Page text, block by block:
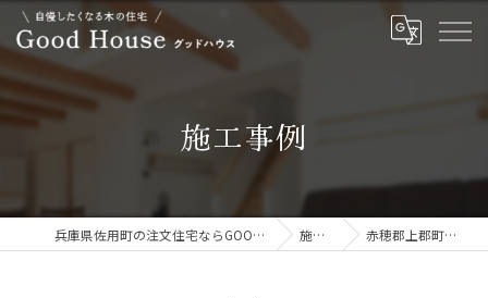
施工事例
兵庫県佐用町の注文住宅ならGOOD HOUSE グッドハウス 施工事例 赤穂郡上郡町・大屋敷様邸